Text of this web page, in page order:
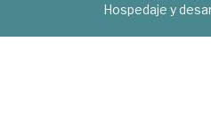
Hospedaje y